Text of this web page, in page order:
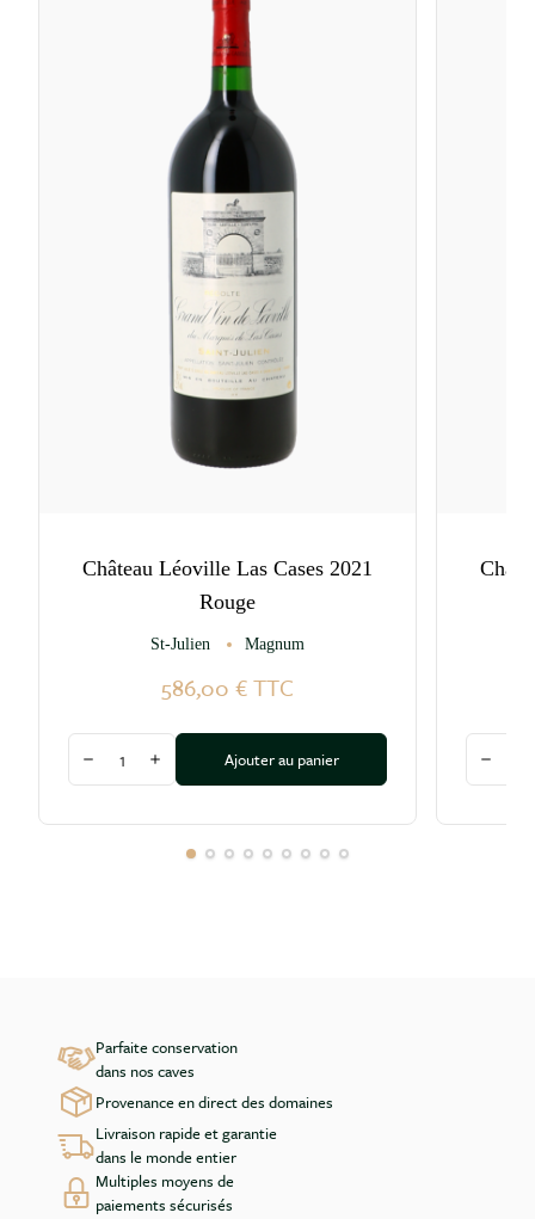
Château Léoville Las Cases 2021
Rouge
St-Julien Magnum
586,00 €TTC
Diminuer la quantité
Augmenter la quantité
Ajouter au panier
Parfaite conservation
dans nos caves
Provenance en direct des domaines
Livraison rapide et garantie
dans le monde entier
Multiples moyens de
paiements sécurisés